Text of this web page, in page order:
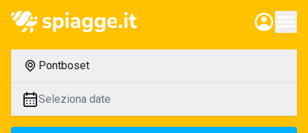
Pontboset
Seleziona date